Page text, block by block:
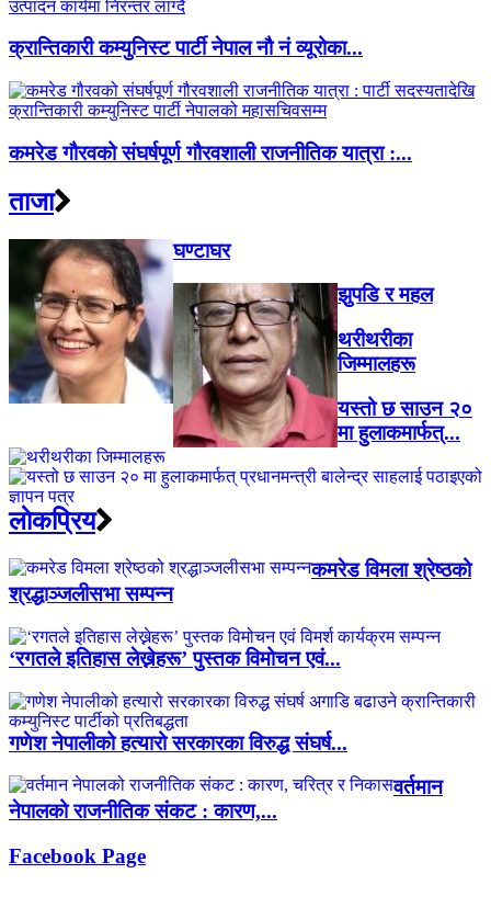
क्रान्तिकारी कम्युनिस्ट पार्टी नेपाल नौ नं व्यूरोका...
कमरेड गौरवको संघर्षपूर्ण गौरवशाली राजनीतिक यात्रा :...
ताजा
घण्टाघर
झुपडि र महल
थरीथरीका
जिम्मालहरू
यस्तो छ साउन २०
मा हुलाकमार्फत्...
लाेकप्रिय
कमरेड विमला श्रेष्ठको
श्रद्धाञ्जलीसभा सम्पन्न
‘रगतले इतिहास लेख्नेहरू’ पुस्तक विमोचन एवं...
गणेश नेपालीको हत्यारो सरकारका विरुद्ध संघर्ष...
वर्तमान
नेपालको राजनीतिक संकट : कारण,...
Facebook Page